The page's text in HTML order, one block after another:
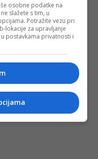
osobne podatke na
slažete s tim, u
Potražite vezu pri
lokacije za upravljanje
postavkama privatnosti i